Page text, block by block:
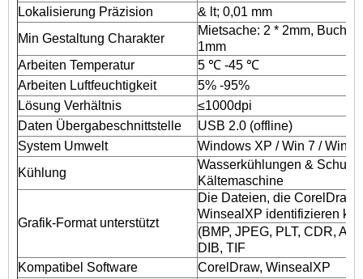
Lokalisierung Präzision
& lt; 0,01 mm
Min Gestaltung Charakter
Mietsache: 2 * 2mm,
1mm
Arbeiten Temperatur
5 ℃ -45 ℃
Arbeiten Luftfeuchtigkeit
5% -95%
Lösung Verhältnis
≤1000dpi
Daten Übergabeschnittstelle
USB 2.0 (offline)
System Umwelt
Windows XP / Win 7 / Win 8
Kühlung
Wasserkühlungen & Schutz
Kältemaschine
Grafik-Format unterstützt
Die Dateien, die CorelDraw
WinsealXP identifizieren
(BMP, JPEG, PLT, CDR, AI,)
DIB, TIF
Kompatibel Software
CorelDraw, WinsealXP